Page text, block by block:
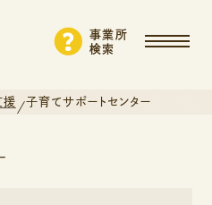
事業所
検索
援 子育てサポートセンター